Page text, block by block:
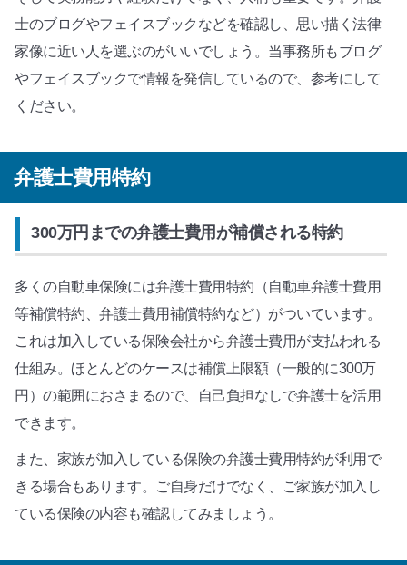
士のブログやフェイスブックなどを確認し、思い描く法律
家像に近い人を選ぶのがいいでしょう。当事務所もブログ
やフェイスブックで情報を発信しているので、参考にして
ください。
弁護士費用特約
300万円までの弁護士費用が補償される特約
多くの自動車保険には弁護士費用特約（自動車弁護士費用
等補償特約、弁護士費用補償特約など）がついています。
これは加入している保険会社から弁護士費用が支払われる
仕組み。ほとんどのケースは補償上限額（一般的に300万
円）の範囲におさまるので、自己負担なしで弁護士を活用
できます。
また、家族が加入している保険の弁護士費用特約が利用で
きる場合もあります。ご自身だけでなく、ご家族が加入し
ている保険の内容も確認してみましょう。